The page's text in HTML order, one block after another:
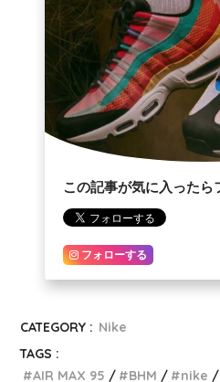
この記事が気に入ったら
フォローする
CATEGORY : Nike
TAGS :
AIR MAX 95
BHM nike